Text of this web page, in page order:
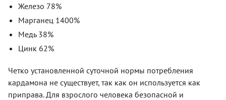
Железо 78%
Марганец 1400%
Медь 38%
Цинк 62%
Четко установленной суточной нормы потребления
кардамона не существует, так как он используется как
приправа. Для взрослого человека безопасной и